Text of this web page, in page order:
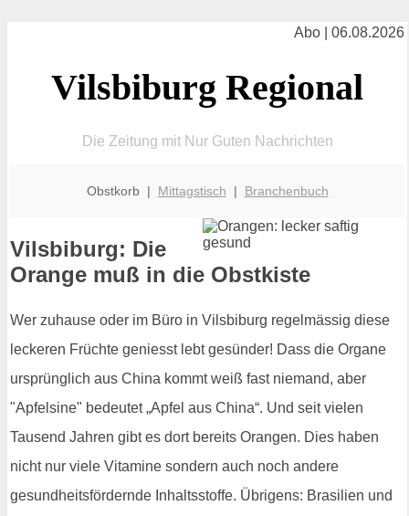
Abo | 06.08.2026
Vilsbiburg Regional
Die Zeitung mit Nur Guten Nachrichten
Obstkorb | Mittagstisch | Branchenbuch
Vilsbiburg: Die
Orange muß in die Obstkiste
Wer zuhause oder im Büro in Vilsbiburg regelmässig diese
leckeren Früchte geniesst lebt gesünder! Dass die Organe
ursprünglich aus China kommt weiß fast niemand, aber
"Apfelsine" bedeutet „Apfel aus China“. Und seit vielen
Tausend Jahren gibt es dort bereits Orangen. Dies haben
nicht nur viele Vitamine sondern auch noch andere
gesundheitsfördernde Inhaltsstoffe. Übrigens: Brasilien und